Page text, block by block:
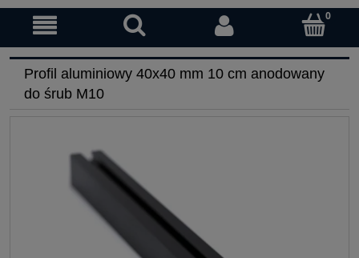
Profil aluminiowy 40x40 mm 10 cm anodowany
do śrub M10